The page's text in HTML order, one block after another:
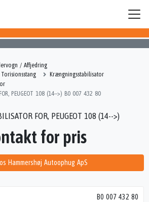
/ Affjedring
Krængningsstabilisator
PEUGEOT 108 (14-->) B0 007 432 80
for pris
Hammershøj Autoophug ApS
B0 007 432 80
FOR, PEUGEOT 108 (14-->)